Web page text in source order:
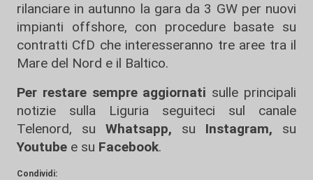
rilanciare in autunno la gara da 3 GW per nuovi
impianti offshore, con procedure basate su
contratti CfD che interesseranno tre aree tra il
Mare del Nord e il Baltico.
Per restare sempre aggiornati sulle principali
notizie sulla Liguria seguiteci sul canale
Telenord, su
Whatsapp, su Instagram, su
Youtube e su Facebook.
Condividi: